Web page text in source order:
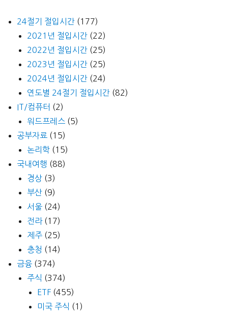
24절기 절입시간 (177)
2021년 절입시간 (22)
2022년 절입시간 (25)
2023년 절입시간 (25)
2024년 절입시간 (24)
연도별 24절기 절입시간 (82)
IT/컴퓨터 (2)
워드프레스 (5)
공부자료 (15)
논리학 (15)
국내여행 (88)
경상 (3)
부산 (9)
서울 (24)
전라(17)
제주 (25)
충청 (14)
금융 (374)
주식 (374)
ETF (455)
미국 주식 (1)